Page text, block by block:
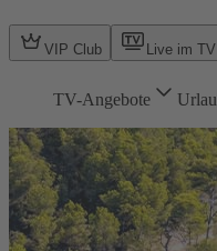
VIP Club Live im TV
TV-Angebote